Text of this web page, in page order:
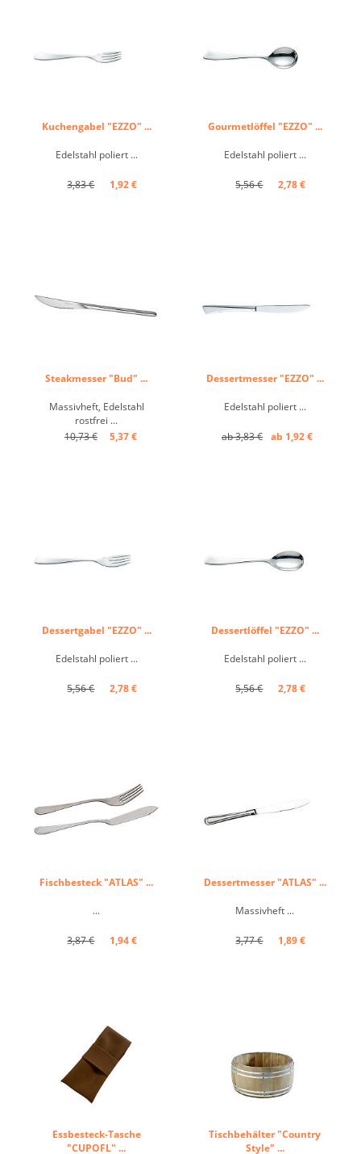
Kuchengabel "EZZO" ...
Edelstahl poliert ...
3,83 € 1,92 €
Gourmetlöffel "EZZO" ...
Edelstahl poliert ...
5,56 € 2,78 €
Steakmesser "Bud" ...
Massivheft, Edelstahl
rostfrei ...
10,73 €
5,37 €
Dessertmesser "EZZO" ...
Edelstahl poliert ...
ab 3,83 € ab 1,92 €
Dessertgabel "EZZO" ...
Edelstahl poliert ...
5,56 € 2,78 €
Dessertlöffel "EZZO" ...
Edelstahl poliert ...
5,56 € 2,78 €
Fischbesteck "ATLAS" ...
...
3,87 € 1,94 €
Dessertmesser "ATLAS" ...
Massivheft ...
3,77 € 1,89 €
Essbesteck-Tasche
"CUPOFL" ...
Tischbehälter "Country
Style" ...